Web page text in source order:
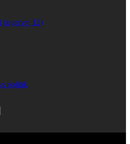
jægervej 12)
politik